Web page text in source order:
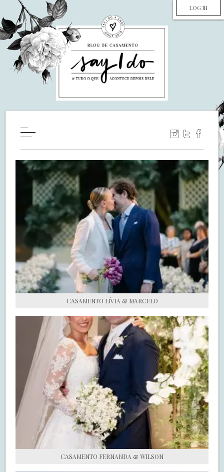
LOG IN
WILL YOU MARRY ME?
LUA DE MEL
COZINHA
DECORAÇÃO
DE NOIVA PRA NOIVA
S.O.S CASADAS
FALE COM O SAY I DO
CASAMENTO LÍVIA & MARCELO
CASAMENTO FERNANDA & WILSON